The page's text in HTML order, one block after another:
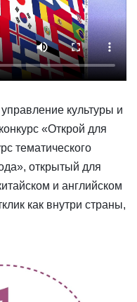
культуры и
«Открой для
тематического
открытый для
и английском
как внутри страны,